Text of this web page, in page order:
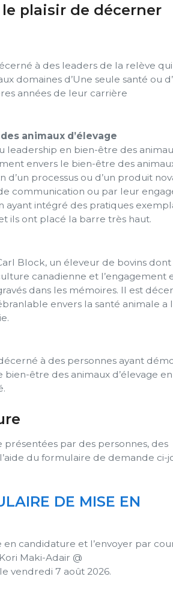
plaisir de décerner
à des leaders de la relève
domaines d’Une seule santé ou
années de leur carrière
animaux d’élevage
leadership en bien-être des
envers le bien-être des
d’un processus ou d’un produit
communication ou par leur
ayant intégré des pratiques
ils ont placé la barre très haut.
Block, un éleveur de bovins dont
canadienne et l’engagement
dans les mémoires. Il est
envers la santé animale a
à des personnes ayant
être des animaux d’élevage en
par des personnes, des
du formulaire de demande ci-
DE MISE EN
candidature et l’envoyer par
Maki-Adair @
vendredi 7 août 2026.